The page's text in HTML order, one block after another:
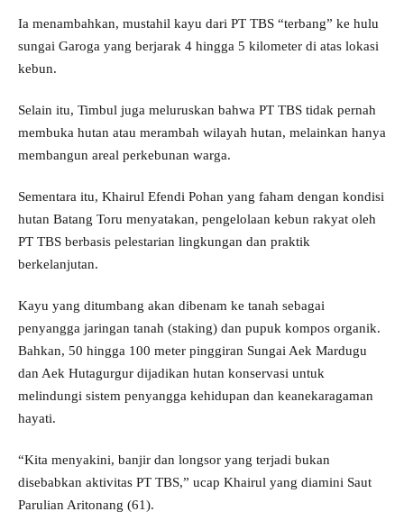
Ia menambahkan, mustahil kayu dari PT TBS “terbang” ke hulu
sungai Garoga yang berjarak 4 hingga 5 kilometer di atas lokasi
kebun.
Selain itu, Timbul juga meluruskan bahwa PT TBS tidak pernah
membuka hutan atau merambah wilayah hutan, melainkan hanya
membangun areal perkebunan warga.
Sementara itu, Khairul Efendi Pohan yang faham dengan kondisi
hutan Batang Toru menyatakan, pengelolaan kebun rakyat oleh
PT TBS berbasis pelestarian lingkungan dan praktik
berkelanjutan.
Kayu yang ditumbang akan dibenam ke tanah sebagai
penyangga jaringan tanah (staking) dan pupuk kompos organik.
Bahkan, 50 hingga 100 meter pinggiran Sungai Aek Mardugu
dan Aek Hutagurgur dijadikan hutan konservasi untuk
melindungi sistem penyangga kehidupan dan keanekaragaman
hayati.
“Kita menyakini, banjir dan longsor yang terjadi bukan
disebabkan aktivitas PT TBS,” ucap Khairul yang diamini Saut
Parulian Aritonang (61).